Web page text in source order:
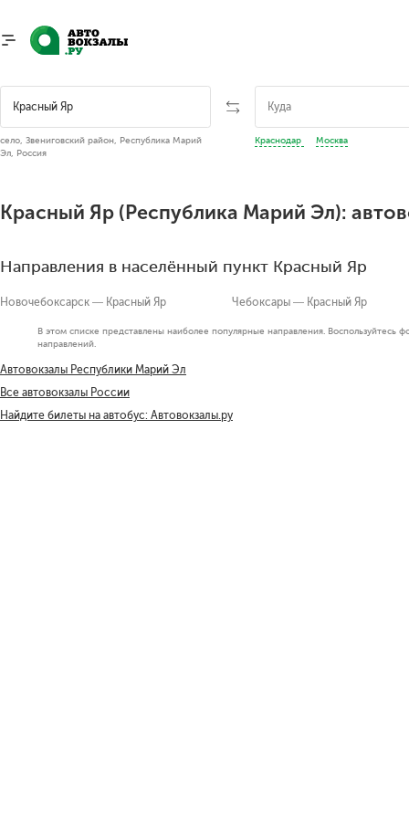
село, Звениговский район, Республика Марий
Эл, Россия
Краснодар Москва
Красный Яр (Республика Марий Эл):
Направления в населённый пункт Красный Яр
Новочебоксарск — Красный Яр Чебоксары — Красный Яр
В этом списке представлены наиболее популярные направления. Воспользуйтесь
направлений.
Автовокзалы Республики Марий Эл
Все автовокзалы России
Найдите билеты на автобус: Автовокзалы.ру